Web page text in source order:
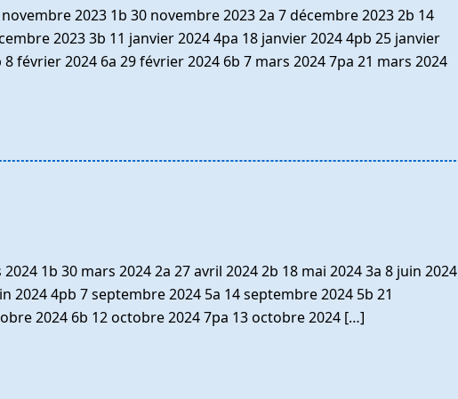
2023 1b 30 novembre 2023 2a 7 décembre 2023 2b 14
2023 3b 11 janvier 2024 4pa 18 janvier 2024 4pb 25 janvier
février 2024 6a 29 février 2024 6b 7 mars 2024 7pa 21 mars 2024
1b 30 mars 2024 2a 27 avril 2024 2b 18 mai 2024 3a 8 juin 2024
2024 4pb 7 septembre 2024 5a 14 septembre 2024 5b 21
2024 6b 12 octobre 2024 7pa 13 octobre 2024 […]